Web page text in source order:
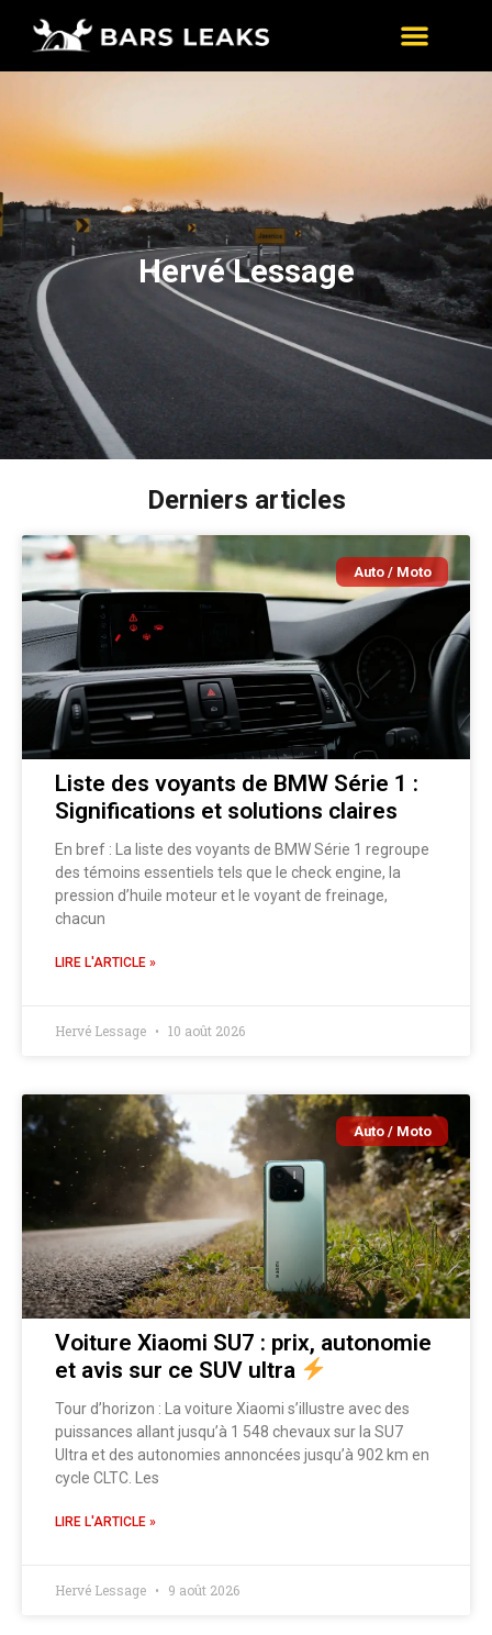
Hervé Lessage
Derniers articles
Auto / Moto
Liste des voyants de BMW Série 1 :
Significations et solutions claires
En bref : La liste des voyants de BMW Série 1 regroupe
des témoins essentiels tels que le check engine, la
pression d’huile moteur et le voyant de freinage,
chacun
LIRE L'ARTICLE »
Hervé Lessage 10 août 2026
Auto / Moto
Voiture Xiaomi SU7 : prix, autonomie
et avis sur ce SUV ultra
Tour d’horizon : La voiture Xiaomi s’illustre avec des
puissances allant jusqu’à 1 548 chevaux sur la SU7
Ultra et des autonomies annoncées jusqu’à 902 km en
cycle CLTC. Les
LIRE L'ARTICLE »
Hervé Lessage 9 août 2026